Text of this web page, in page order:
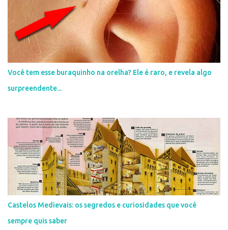
Você tem esse buraquinho na orelha? Ele é raro, e revela algo
surpreendente...
Castelos Medievais: os segredos e curiosidades que você
sempre quis saber